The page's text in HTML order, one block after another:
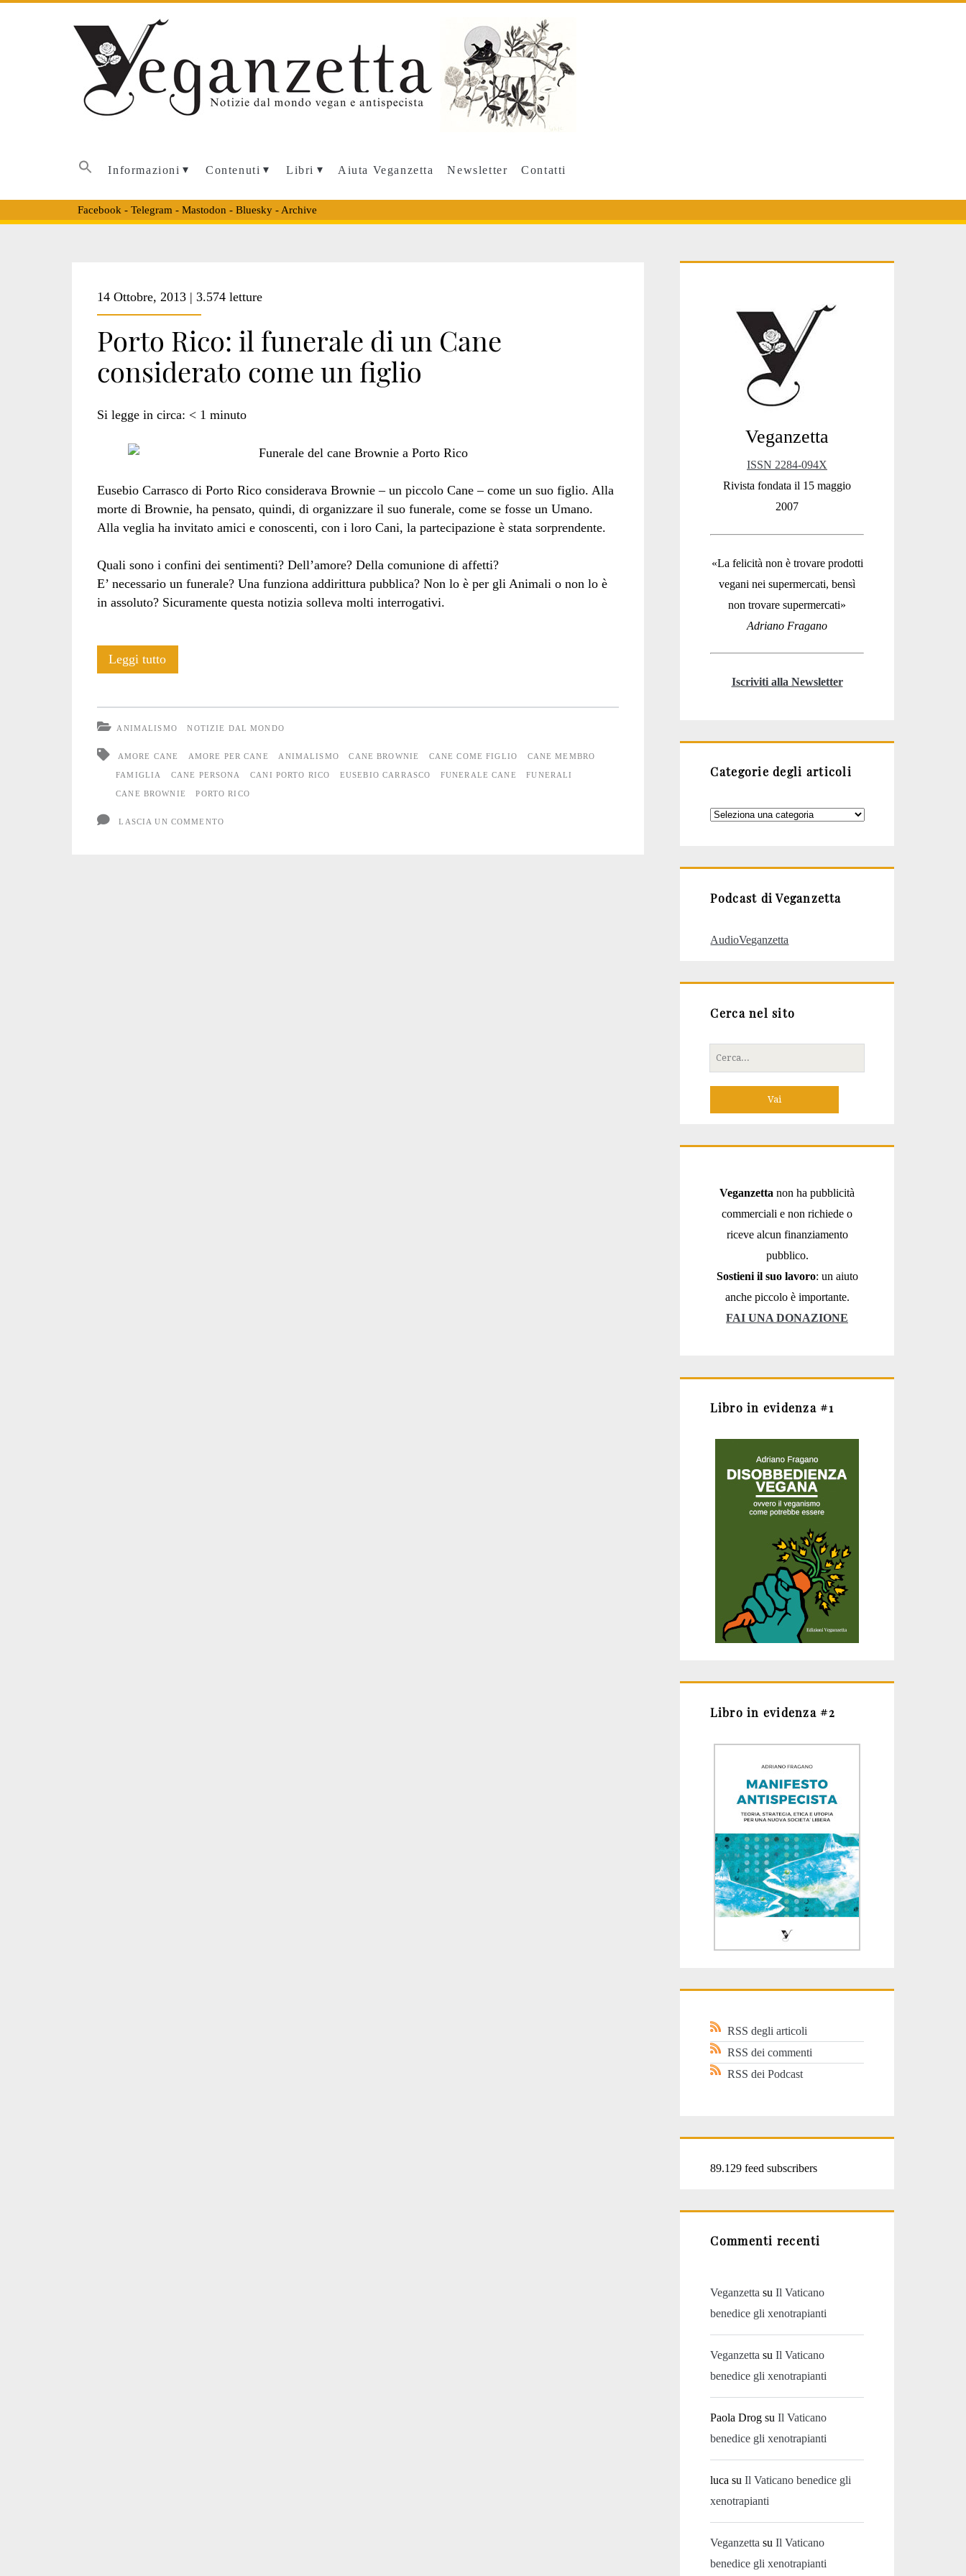
Informazioni Contenuti Libri Aiuta Veganzetta Newsletter Contatti
Facebook - Telegram - Mastodon - Bluesky- Archive
<span>amore
cane</span>
14 Ottobre, 2013 | 3.574 letture
Porto Rico: il funerale di un Cane
considerato come un figlio
Si legge in circa: < 1 minuto
Eusebio Carrasco di Porto Rico considerava Brownie – un piccolo Cane – come un suo figlio. Alla
morte di Brownie, ha pensato, quindi, di organizzare il suo funerale, come se fosse un Umano.
Alla veglia ha invitato amici e conoscenti, con i loro Cani, la partecipazione è stata sorprendente.
Quali sono i confini dei sentimenti? Dell’amore? Della comunione di affetti?
E’ necessario un funerale? Una funziona addirittura pubblica? Non lo è per gli Animali o non lo è
in assoluto? Sicuramente questa notizia solleva molti interrogativi.
Leggi tuttoPorto
di
un
Cane
ANIMALISMO NOTIZIE DAL MONDO
AMORE CANE AMORE PER CANE ANIMALISMO CANE BROWNIE CANE COME FIGLIO CANE MEMBRO
FAMIGLIA CANE PERSONA CANI PORTO RICO EUSEBIO CARRASCO FUNERALE CANE FUNERALI
CANE BROWNIE PORTO RICO
LASCIA UN COMMENTO
Sidebar
Veganzetta
ISSN 2284-094X
Rivista fondata il 15 maggio
2007
«La felicità non è trovare prodotti
vegani nei supermercati, bensì
non trovare supermercati»
Adriano Fragano
Iscriviti alla Newsletter
Categorie degli articoli
Categorie
Podcast di Veganzetta
AudioVeganzetta
Cerca nel sito
Cerca
per:
Veganzetta non ha pubblicità
commerciali e non richiede o
riceve alcun finanziamento
pubblico.
Sostieni il suo lavoro: un aiuto
anche piccolo è importante.
FAI UNA DONAZIONE
Libro in evidenza #1
Libro in evidenza #2
RSS degli articoli
RSS dei commenti
RSS dei Podcast
89.129 feed subscribers
Commenti recenti
Veganzetta suIl Vaticano
benedice gli xenotrapianti
Veganzetta suIl Vaticano
benedice gli xenotrapianti
Paola Drog suIl Vaticano
benedice gli xenotrapianti
luca suIl Vaticano benedice gli
xenotrapianti
Veganzetta suIl Vaticano
benedice gli xenotrapianti